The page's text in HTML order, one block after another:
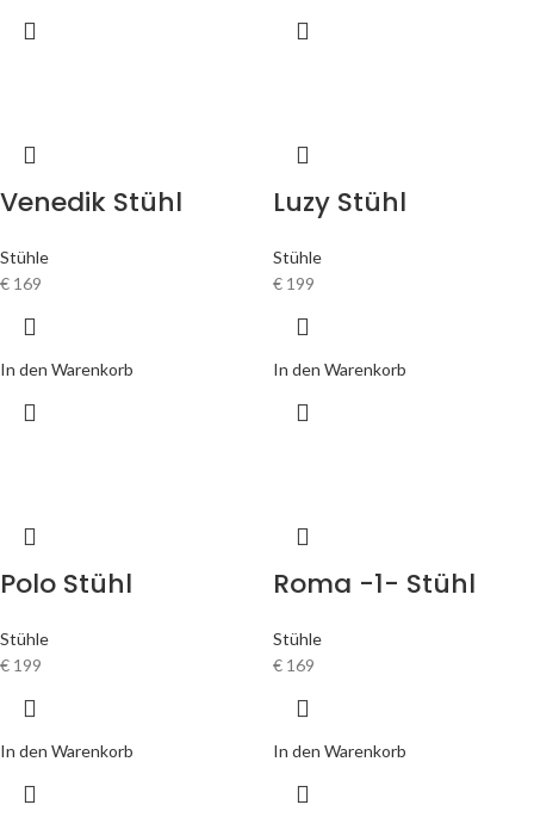
Venedik Stühl
Stühle
€ 169
In den Warenkorb
Luzy Stühl
Stühle
€ 199
In den Warenkorb
Polo Stühl
Stühle
€ 199
In den Warenkorb
Roma -1- Stühl
Stühle
€ 169
In den Warenkorb